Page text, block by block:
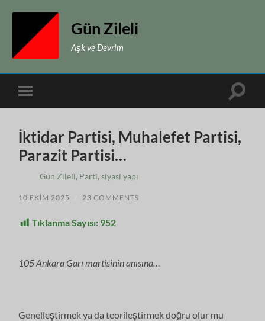
Gün Zileli
Aşk ve Devrim
Toggle
mobile
Toggle
İktidar Partisi, Muhalefet Partisi,
Parazit Partisi…
Gün Zileli, Parti,siyasi yapı
10 EKIM 2025 23 COMMENTS
Tıklanma Sayısı: 952
105 Ankara Garı martisinin anısına…
Genelleştirmek ya da teorileştirmek doğru olur mu